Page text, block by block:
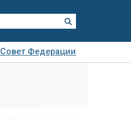
Совет Федерации